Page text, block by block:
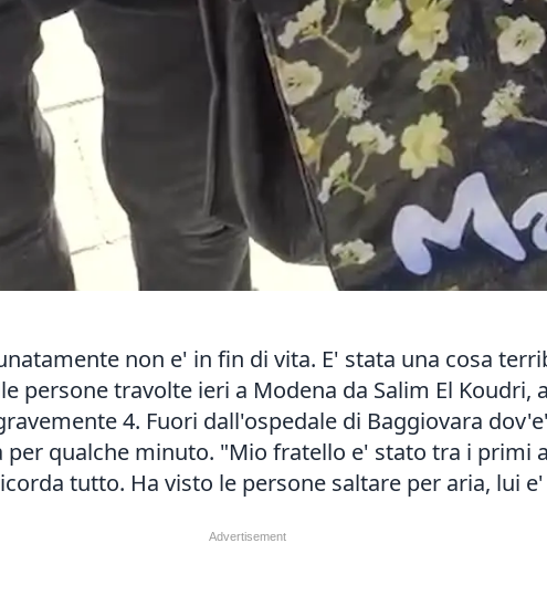
non e' in fin di vita. E' stata una cosa
persone travolte ieri a Modena da Salim El Koudri,
4. Fuori dall'ospedale di Baggiovara
qualche minuto. "Mio fratello e' stato tra i primi
tutto. Ha visto le persone saltare per aria, lui